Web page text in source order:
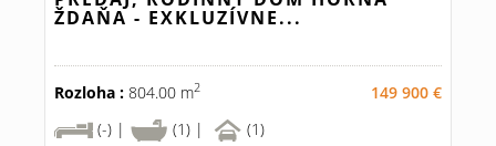
ŽDAŇA - EXKLUZÍVNE...
Rozloha : 804.00 m2
149 900 €
(-) |
(1) | (1)